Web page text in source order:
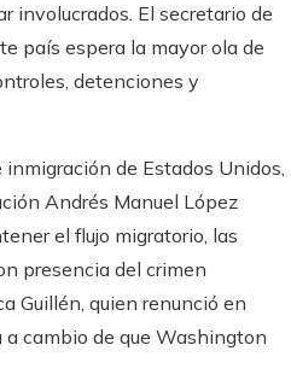
involucrados. El secretario de
país espera la mayor ola de
detenciones y
de Estados Unidos,
Andrés Manuel López
el flujo migratorio, las
presencia del crimen
Guillén, quien renunció en
cambio de que Washington